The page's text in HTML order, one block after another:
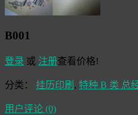
B001
登录 或 注册查看价格!
分类： 挂历印刷 , 特种 B 类 总
用户评论 (0)